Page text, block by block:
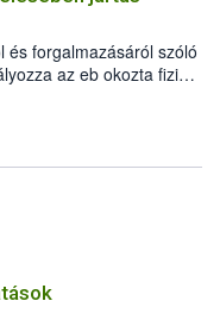
és forgalmazásáról szóló
az eb okozta fizikai
felmerülő
eb tartását és annak
jártas szakértőt.